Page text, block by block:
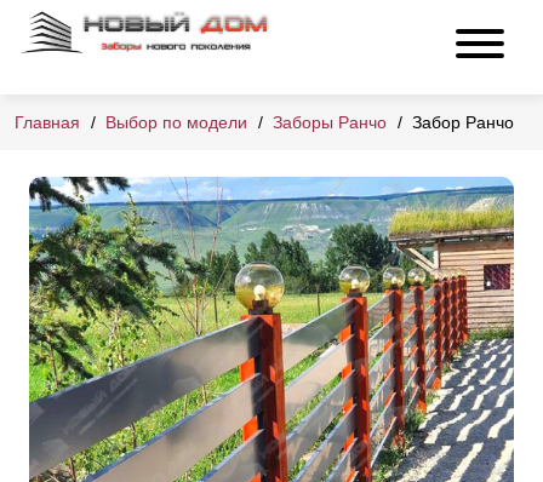
Главная Выбор по модели Заборы Ранчо Забор Ранчо